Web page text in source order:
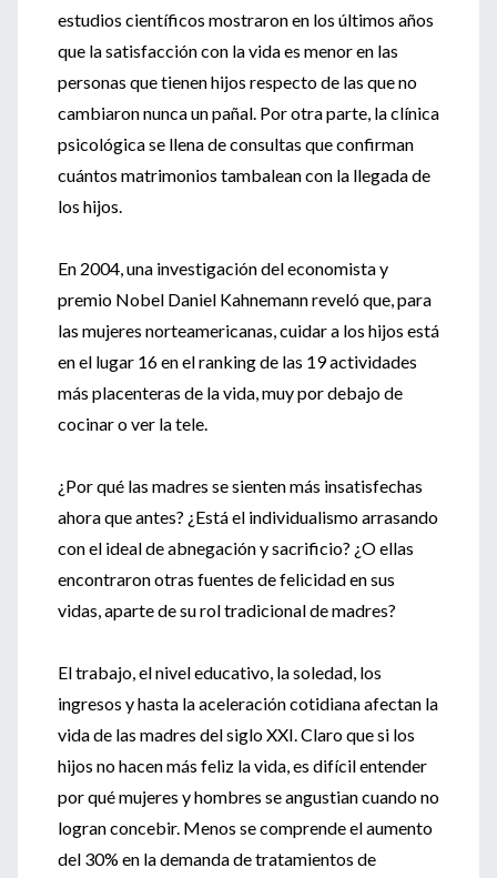
estudios científicos mostraron en los últimos años
que la satisfacción con la vida es menor en las
personas que tienen hijos respecto de las que no
cambiaron nunca un pañal. Por otra parte, la clínica
psicológica se llena de consultas que confirman
cuántos matrimonios tambalean con la llegada de
los hijos.
En 2004, una investigación del economista y
premio Nobel Daniel Kahnemann reveló que, para
las mujeres norteamericanas, cuidar a los hijos está
en el lugar 16 en el ranking de las 19 actividades
más placenteras de la vida, muy por debajo de
cocinar o ver la tele.
¿Por qué las madres se sienten más insatisfechas
ahora que antes? ¿Está el individualismo arrasando
con el ideal de abnegación y sacrificio? ¿O ellas
encontraron otras fuentes de felicidad en sus
vidas, aparte de su rol tradicional de madres?
El trabajo, el nivel educativo, la soledad, los
ingresos y hasta la aceleración cotidiana afectan la
vida de las madres del siglo XXI. Claro que si los
hijos no hacen más feliz la vida, es difícil entender
por qué mujeres y hombres se angustian cuando no
logran concebir. Menos se comprende el aumento
del 30% en la demanda de tratamientos de